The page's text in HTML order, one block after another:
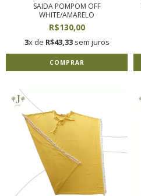
SAIDA POMPOM OFF
WHITE/AMARELO
R$130,00
3x de R$43,33sem juros
COMPRAR